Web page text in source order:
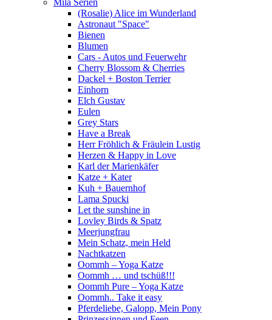
Mila Serien
(Rosalie) Alice im Wunderland
Astronaut "Space"
Bienen
Blumen
Cars - Autos und Feuerwehr
Cherry Blossom & Cherries
Dackel + Boston Terrier
Einhorn
Elch Gustav
Eulen
Grey Stars
Have a Break
Herr Fröhlich & Fräulein Lustig
Herzen & Happy in Love
Karl der Marienkäfer
Katze + Kater
Kuh + Bauernhof
Lama Spucki
Let the sunshine in
Lovley Birds & Spatz
Meerjungfrau
Mein Schatz, mein Held
Nachtkatzen
Oommh – Yoga Katze
Oommh … und tschüß!!!
Oommh Pure – Yoga Katze
Oommh.. Take it easy
Pferdeliebe, Galopp, Mein Pony